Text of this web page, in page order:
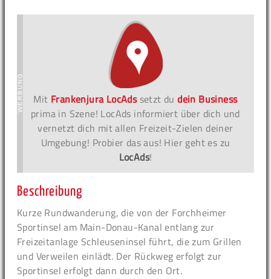
Mit Frankenjura LocAdssetzt dudein Business
prima in Szene! LocAds informiert über dich und
vernetzt dich mit allen Freizeit-Zielen deiner
Umgebung! Probier das aus! Hier geht es zu
LocAds!
Beschreibung
Kurze Rundwanderung, die von der Forchheimer
Sportinsel am Main-Donau-Kanal entlang zur
Freizeitanlage Schleuseninsel führt, die zum Grillen
und Verweilen einlädt. Der Rückweg erfolgt zur
Sportinsel erfolgt dann durch den Ort.